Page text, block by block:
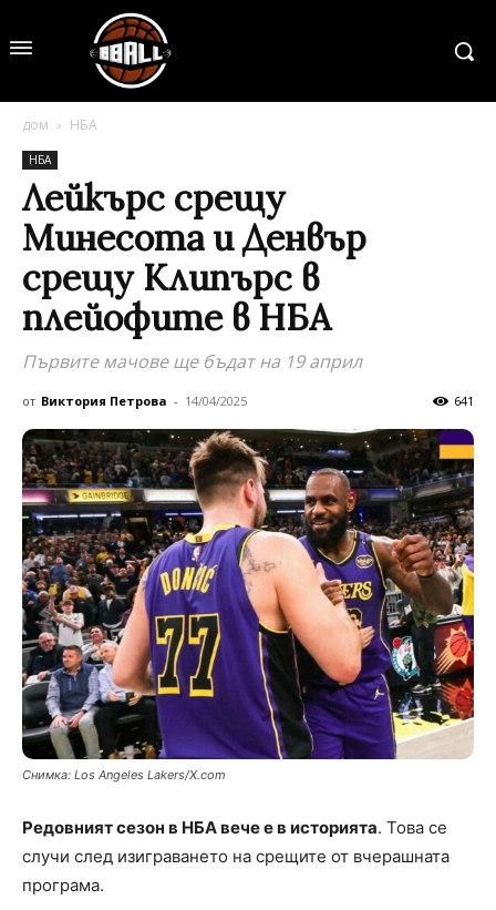
дом НБА
НБА
Лейкърс срещу
Минесота и Денвър
срещу Клипърс в
плейофите в НБА
Първите мачове ще бъдат на 19 април
от Виктория Петрова - 14/04/2025 641
Снимка: Los Angeles Lakers/X.com
Редовният сезон в НБА вече е в историята. Това се
случи след изиграването на срещите от вчерашната
програма.